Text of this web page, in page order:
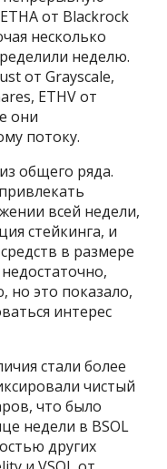
от Blackrock
несколько
неделю.
от Grayscale,
ETHV от
они
потоку.
общего ряда.
всей недели,
стейкинга, и
в размере
это показало,
интерес
стали более
чистый
что было
недели в BSOL
других